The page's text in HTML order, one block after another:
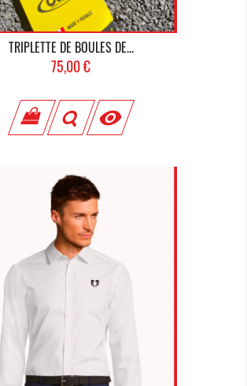
TRIPLETTE DE BOULES DE...
Prix
75,00 €
